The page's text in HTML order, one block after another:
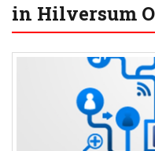
in Hilversum